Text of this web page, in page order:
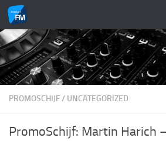
Doorgaan naar inhoud
PROMOSCHIJF/ UNCATEGORIZED
PromoSchijf: Martin Harich